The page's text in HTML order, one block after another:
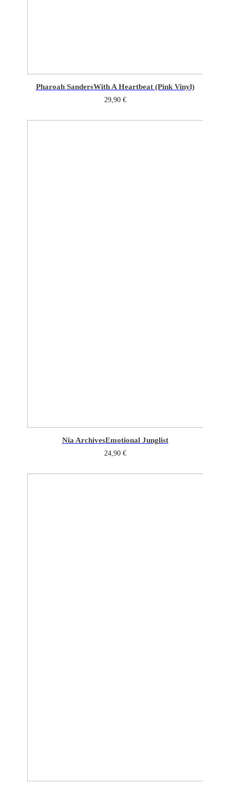
Pharoah SandersWith A Heartbeat (Pink Vinyl)
29,90 €
Nia ArchivesEmotional Junglist
24,90 €